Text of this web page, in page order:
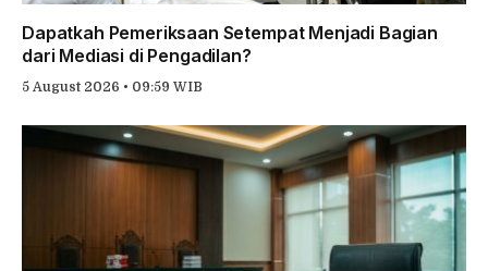
Dapatkah Pemeriksaan Setempat Menjadi Bagian
dari Mediasi di Pengadilan?
5 August 2026 • 09:59 WIB